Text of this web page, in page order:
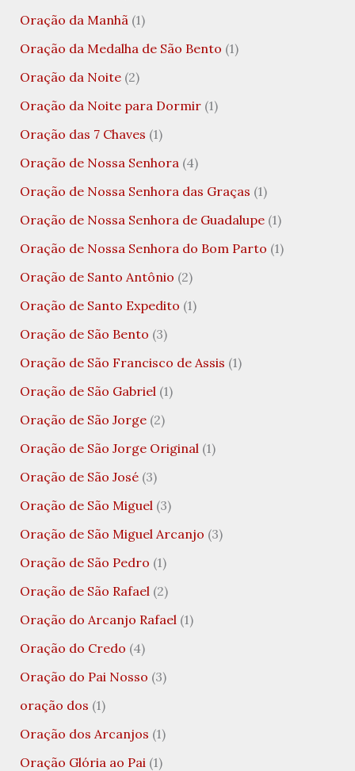
Oração da Manhã (1)
Oração da Medalha de São Bento (1)
Oração da Noite(2)
Oração da Noite para Dormir(1)
Oração das 7 Chaves (1)
Oração de Nossa Senhora (4)
Oração de Nossa Senhora das Graças (1)
Oração de Nossa Senhora de Guadalupe(1)
Oração de Nossa Senhora do Bom Parto (1)
Oração de Santo Antônio (2)
Oração de Santo Expedito (1)
Oração de São Bento (3)
Oração de São Francisco de Assis (1)
Oração de São Gabriel (1)
Oração de São Jorge(2)
Oração de São Jorge Original (1)
Oração de São José(3)
Oração de São Miguel (3)
Oração de São Miguel Arcanjo (3)
Oração de São Pedro (1)
Oração de São Rafael (2)
Oração do Arcanjo Rafael (1)
Oração do Credo (4)
Oração do Pai Nosso (3)
oração dos (1)
Oração dos Arcanjos (1)
Oração Glória ao Pai (1)